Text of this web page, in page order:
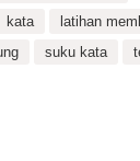
kata latihan
suku kata